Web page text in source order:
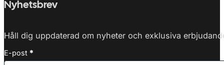
Nyhetsbrev
Håll dig uppdaterad om nyheter och exklusiva
E-post *